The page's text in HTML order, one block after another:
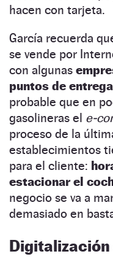
hacen con tarjeta.
García recuerda
se vende por
con algunas
puntos de
probable que en
gasolineras el e-
proceso de la
establecimientos
para el cliente:
estacionar el
negocio se va a
demasiado en